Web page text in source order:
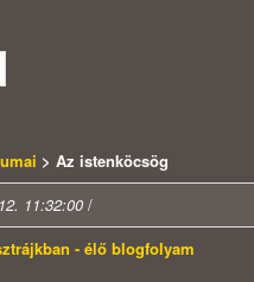
> Az istenköcsög
11:32:00 /
- élő blogfolyam